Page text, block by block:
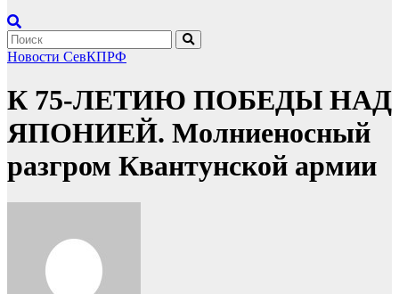
Новости СевКПРФ
К 75-ЛЕТИЮ ПОБЕДЫ НАД
ЯПОНИЕЙ. Молниеносный
разгром Квантунской армии